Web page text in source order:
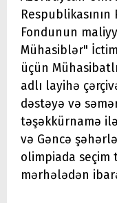
Fondunun
Mühasiblər"
üçün
adlı layihə
dəstəyə və
təşəkkürnamə
və Gəncə
olimpiada
mərhələdən